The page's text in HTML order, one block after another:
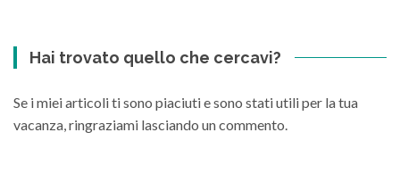
Hai trovato quello che cercavi?
Se i miei articoli ti sono piaciuti e sono stati utili per la tua
vacanza, ringraziami lasciando un commento.